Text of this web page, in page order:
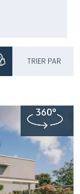
TRIER PAR